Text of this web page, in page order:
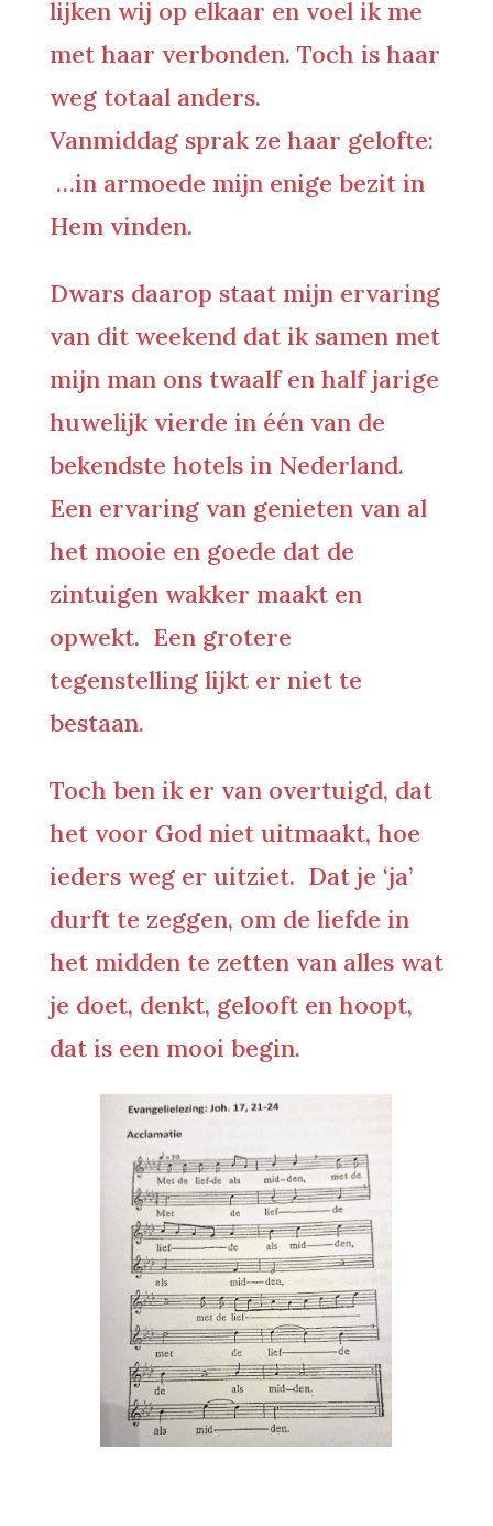
lijken wij op elkaar en voel ik me
met haar verbonden. Toch is haar
weg totaal anders.
Vanmiddag sprak ze haar gelofte:
…in armoede mijn enige bezit in
Hem vinden.
Dwars daarop staat mijn ervaring
van dit weekend dat ik samen met
mijn man ons twaalf en half jarige
huwelijk vierde in één van de
bekendste hotels in Nederland.
Een ervaring van genieten van al
het mooie en goede dat de
zintuigen wakker maakt en
opwekt. Een grotere
tegenstelling lijkt er niet te
bestaan.
Toch ben ik er van overtuigd, dat
het voor God niet uitmaakt, hoe
ieders weg er uitziet. Dat je ‘ja’
durft te zeggen, om de liefde in
het midden te zetten van alles wat
je doet, denkt, gelooft en hoopt,
dat is een mooi begin.